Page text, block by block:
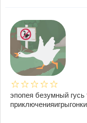
эпопея безумный гусь